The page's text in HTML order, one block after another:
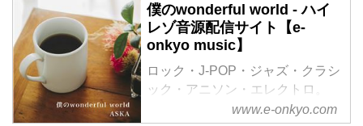
僕のwonderful world - ハイ
レゾ音源配信サイト【e-
onkyo music】
ロック・J-POP・ジャズ・クラシ
ック・アニソン・エレクトロ。
様々なジャンルをハイレゾで配信
www.e-onkyo.com